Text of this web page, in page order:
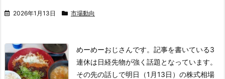
2026年1月13日 市場動向
めーめーおじさんです。 記事を書いている3
連休は日経先物が強く話題となっています。
その先の話しで明日（1月13日）の株式相場